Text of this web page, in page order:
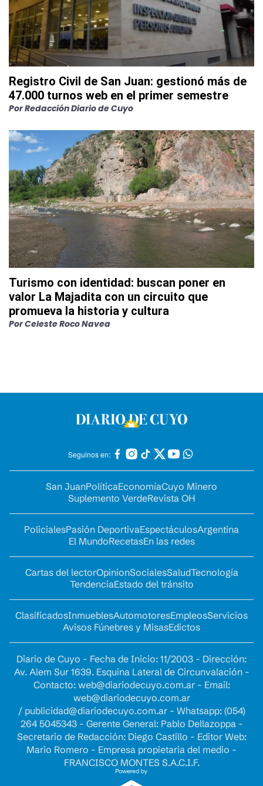
Registro Civil de San Juan: gestionó más de
47.000 turnos web en el primer semestre
PorRedacción Diario de Cuyo
Turismo con identidad: buscan poner en
valor La Majadita con un circuito que
promueva la historia y cultura
PorCeleste Roco Navea
Seguinos en:
San JuanPolíticaEconomíaCuyo Minero
Suplemento VerdeRevista OH
PolicialesPasión DeportivaEspectáculosArgentina
El MundoRecetasEn las redes
Cartas del lectorOpinionSocialesSaludTecnología
TendenciaEstado del tránsito
ClasificadosInmueblesAutomotoresEmpleosServicios
Avisos Fúnebres y MisasEdictos
Diario de Cuyo - Fecha de Inicio: 11/2003 - Dirección:
Av. Alem Sur 1639. Esquina Lateral de Circunvalación -
Contacto: web@diariodecuyo.com.ar- Email:
web@diariodecuyo.com.ar
/ publicidad@diariodecuyo.com.ar- Whatsapp: (054)
264 5045343 - Gerente General: Pablo Dellazoppa -
Secretario de Redacción: Diego Castillo - Editor Web:
Mario Romero - Empresa propietaria del medio -
FRANCISCO MONTES S.A.C.I.F.